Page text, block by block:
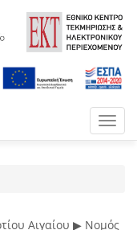
Αιγαίου ▶ Νομός